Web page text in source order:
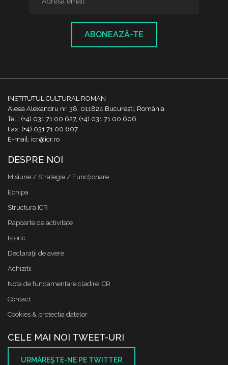
ABONEAZĂ-TE
INSTITUTUL CULTURAL ROMÂN
Aleea Alexandru nr. 38, 011824 București, România
Tel.: (+4) 031 71 00 627, (+4) 031 71 00 606
Fax: (+4) 031 71 00 607
E-mail: icr@icr.ro
DESPRE NOI
Misiune / Strategie / Funcţionare
Echipa
Structura ICR
Rapoarte de activitate
Istoric
Declaraţii de avere
Achizitii
Nota de fundamentare cladire ICR
Contact
Cookies & protectia datelor
CELE MAI NOI TWEET-URI
URMĂREŞTE-NE PE TWITTER